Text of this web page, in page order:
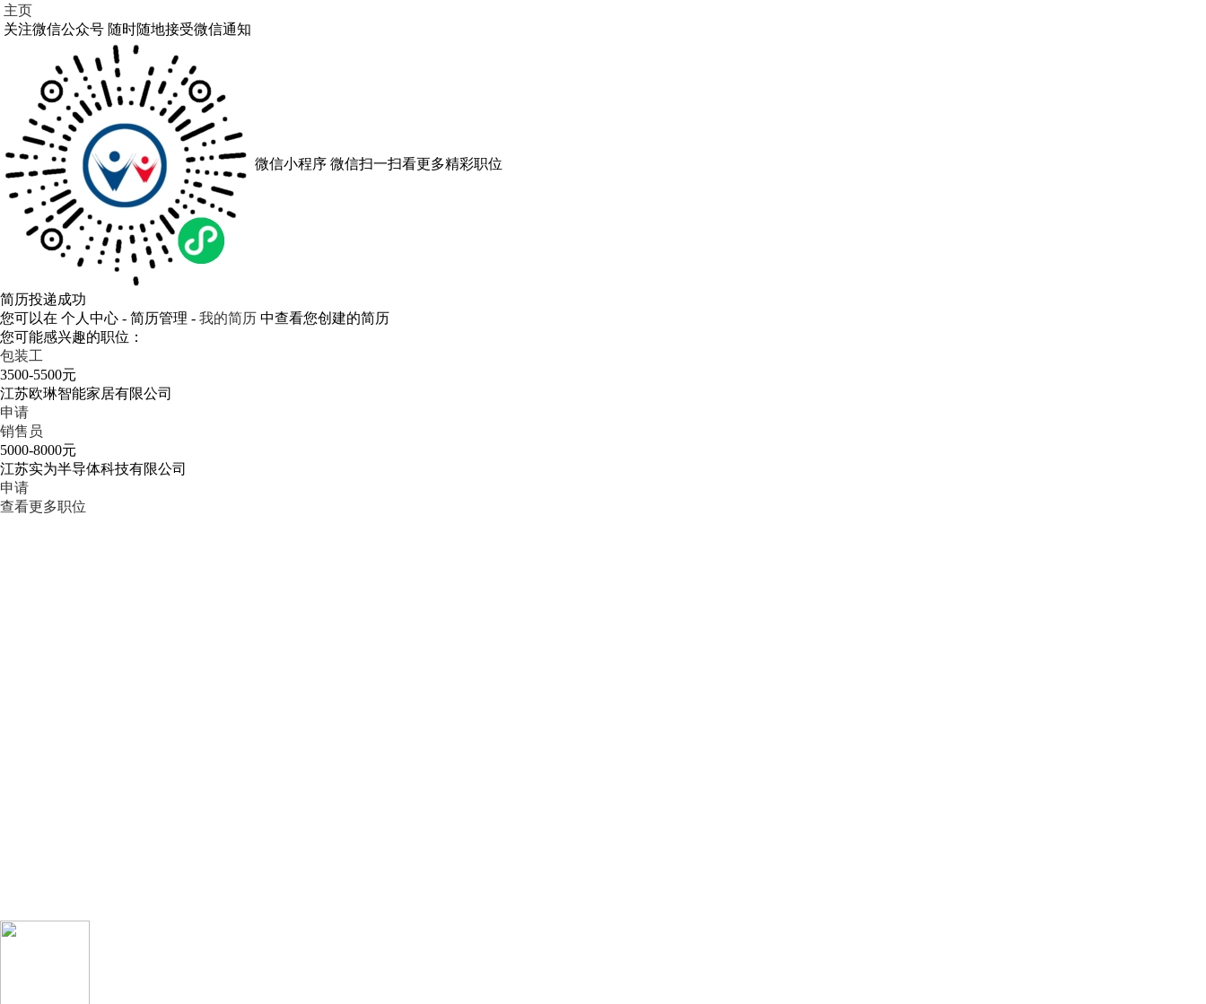
主页
关注微信公众号 随时随地接受微信通知
微信小程序 微信扫一扫看更多精彩职位
简历投递成功
您可以在 个人中心 - 简历管理 - 我的简历 中查看您创建的简历
您可能感兴趣的职位：
包装工
3500-5500元
江苏欧琳智能家居有限公司
申请
销售员
5000-8000元
江苏实为半导体科技有限公司
申请
查看更多职位